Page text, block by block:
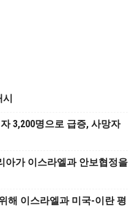
시
3,200명으로 급증, 사망자
아가 이스라엘과 안보협정을
해 이스라엘과 미국-이란 평